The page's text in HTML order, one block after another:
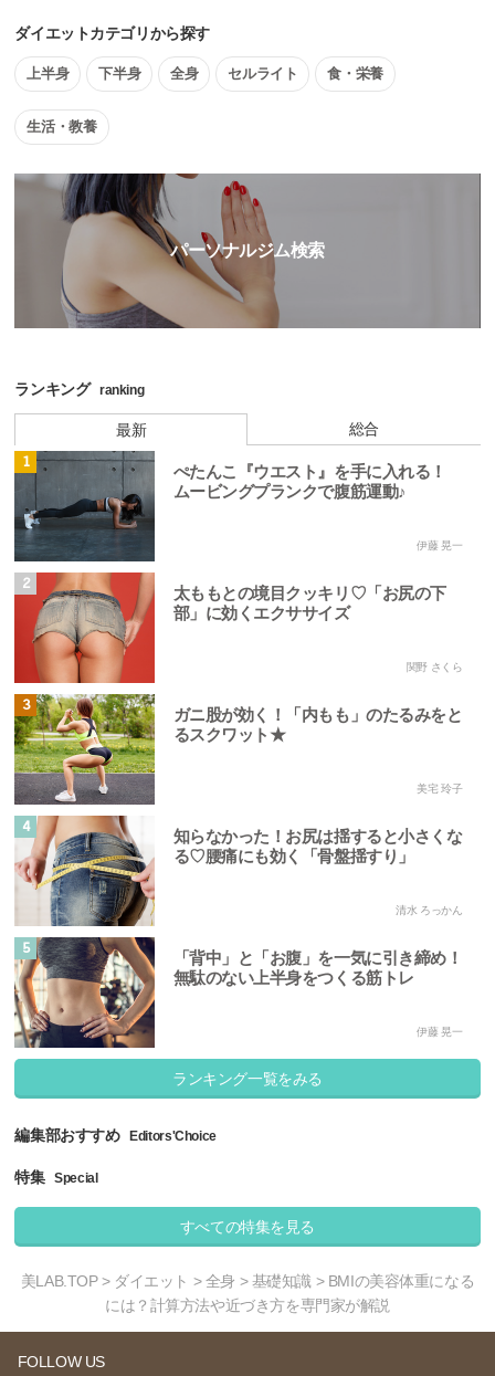
ダイエットカテゴリから探す
上半身 下半身 全身 セルライト 食・栄養
生活・教養
パーソナルジム検索
ランキング ranking
最新 総合
1
ぺたんこ『ウエスト』を手に入れる！
ムービングプランクで腹筋運動♪
伊藤 晃一
2
太ももとの境目クッキリ♡「お尻の下
部」に効くエクササイズ
関野 さくら
3
ガニ股が効く！「内もも」のたるみをと
るスクワット★
美宅 玲子
4
知らなかった！お尻は揺すると小さくな
る♡腰痛にも効く「骨盤揺すり」
清水 ろっかん
5
「背中」と「お腹」を一気に引き締め！
無駄のない上半身をつくる筋トレ
伊藤 晃一
ランキング一覧をみる
編集部おすすめ Editors'Choice
特集 Special
すべての特集を見る
美LAB.TOP> ダイエット >全身 >基礎知識 > BMIの美容体重になる
には？計算方法や近づき方を専門家が解説
FOLLOW US